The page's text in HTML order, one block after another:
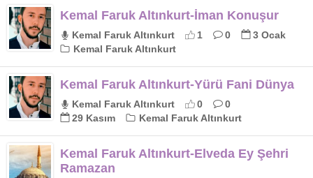
Kemal Faruk Altınkurt-İman Konuşur
Kemal Faruk Altınkurt 1 0
3 Ocak
Kemal Faruk Altınkurt
Kemal Faruk Altınkurt-Yürü Fani Dünya
Kemal Faruk Altınkurt 0
0
29 Kasım
Kemal Faruk Altınkurt
Kemal Faruk Altınkurt-Elveda Ey Şehri
Ramazan